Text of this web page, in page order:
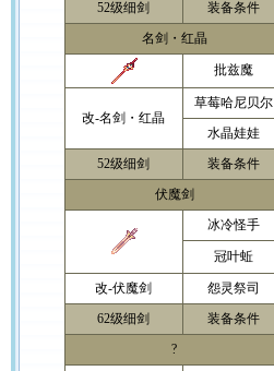
52级细剑 装备条件
名剑・红晶
批兹魔
改-名剑・红晶
草莓哈尼贝尔
水晶娃娃
52级细剑
装备条件
伏魔剑
冰冷怪手
冠叶蚯
改-伏魔剑 怨灵祭司
62级细剑
装备条件
?